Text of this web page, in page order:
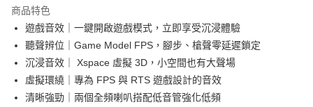
商品特色
遊戲音效｜一鍵開啟遊戲模式，立即享受沉浸體驗
聽聲辨位｜Game Model FPS，腳步、槍聲零延遲鎖定
沉浸音效｜ Xspace 虛擬 3D，小空間也有大聲場
虛擬環繞｜專為 FPS 與 RTS 遊戲設計的音效
清晰強勁｜兩個全頻喇叭搭配低音管強化低頻